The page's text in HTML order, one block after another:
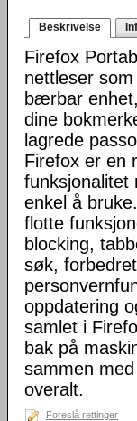
Beskrivelse
Firefox
nettleser
bærbar
dine
lagrede
Firefox er en
funksjonalitet
enkel å
flotte
blocking,
søk, forbedret
oppdatering
samlet i
bak på
sammen
overalt.
Foreslå rettinger